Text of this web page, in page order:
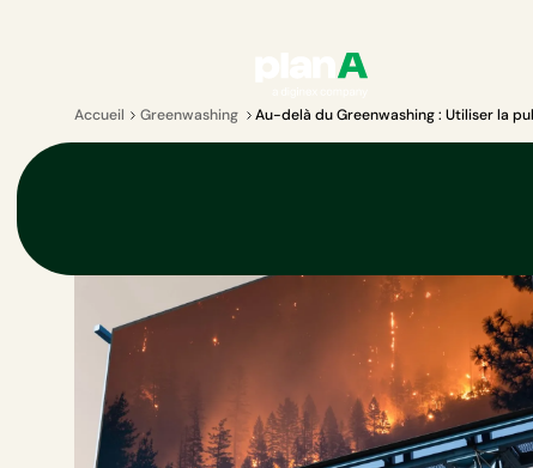
Accueil Greenwashing Au-delà du Greenwashing : Utiliser la